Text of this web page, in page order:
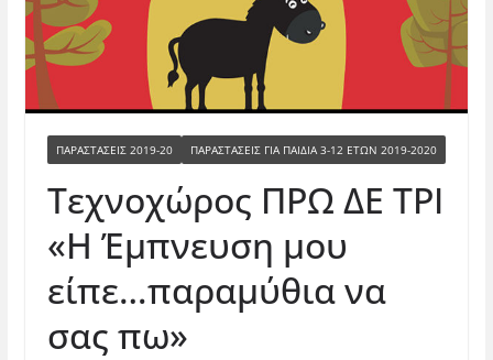
ΠΑΡΑΣΤΑΣΕΙΣ 2019-20 ΠΑΡΑΣΤΆΣΕΙΣ ΓΙΑ ΠΑΙΔΙΆ 3-12 ΕΤΏΝ 2019-2020
Τεχνοχώρος ΠΡΩ ΔΕ ΤΡΙ
«Η Έμπνευση μου
είπε…παραμύθια να
σας πω»